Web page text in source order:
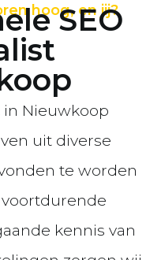
hoog, en jij?
SEO
in Nieuwkoop
uit diverse
te worden
voortdurende
kennis van